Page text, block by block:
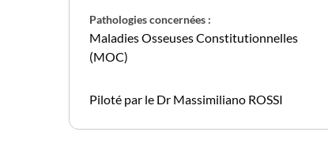
Pathologies concernées :
Maladies Osseuses Constitutionnelles
(MOC)
Piloté par le Dr Massimiliano ROSSI